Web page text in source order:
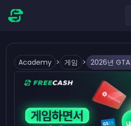
Academy > 게임 >